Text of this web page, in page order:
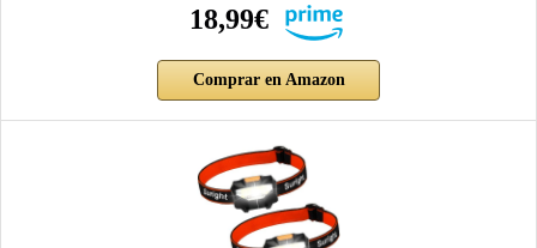
18,99€
Comprar en Amazon